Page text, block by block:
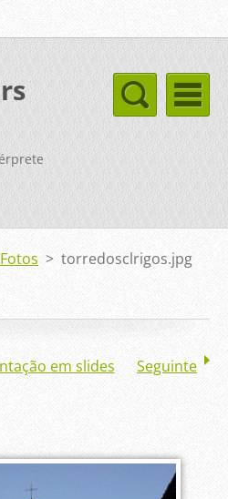
> torredosclrigos.jpg
em slides Seguinte